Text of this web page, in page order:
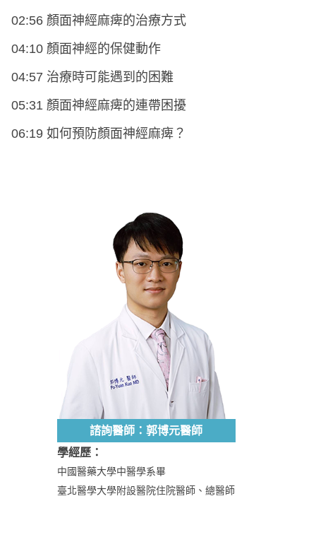
02:56 顏面神經麻痺的治療方式
04:10 顏面神經的保健動作
04:57 治療時可能遇到的困難
05:31 顏面神經麻痺的連帶困擾
06:19 如何預防顏面神經麻痺？
諮詢醫師：郭博元醫師
學經歷：
中國醫藥大學中醫學系畢
臺北醫學大學附設醫院住院醫師、總醫師